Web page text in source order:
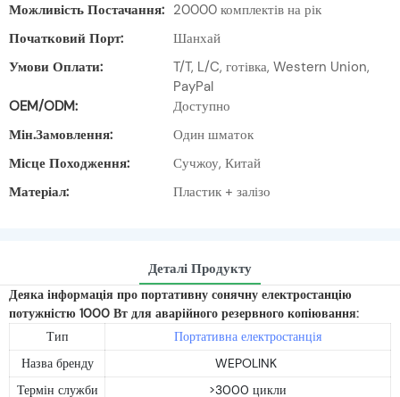
Можливість Постачання: 20000 комплектів на рік
Початковий Порт:
Шанхай
Умови Оплати:
T/T, L/C, готівка, Western Union,
PayPal
OEM/ODM:
Доступно
Мін.замовлення:
Один шматок
Місце Походження:
Сучжоу, Китай
Матеріал:
Пластик + залізо
Деталі Продукту
Деяка інформація про портативну сонячну електростанцію
потужністю 1000 Вт для аварійного резервного копіювання:
Тип
Портативна електростанція
Назва бренду
WEPOLINK
Термін служби
>3000 цикли